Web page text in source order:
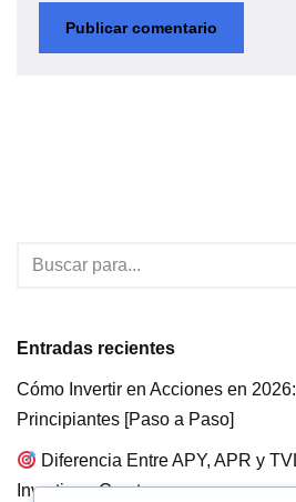
Entradas recientes
Cómo Invertir en Acciones en
Principiantes [Paso a Paso]
Diferencia Entre APY, APR y
Invertir en Crypto